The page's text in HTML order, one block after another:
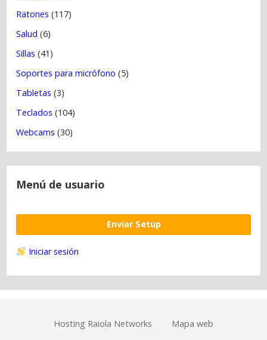
Ratones (117)
Salud (6)
Sillas (41)
Soportes para micrófono (5)
Tabletas (3)
Teclados (104)
Webcams (30)
Menú de usuario
Enviar Setup
Iniciar sesión
Hosting Raiola Networks Mapa web